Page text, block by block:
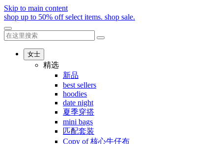
Skip to main content
shop up to 50% off select items. shop sale.
女士
精选
新品
best sellers
hoodies
date night
夏季穿搭
mini bags
匹配套装
Copy of 核心牛仔布